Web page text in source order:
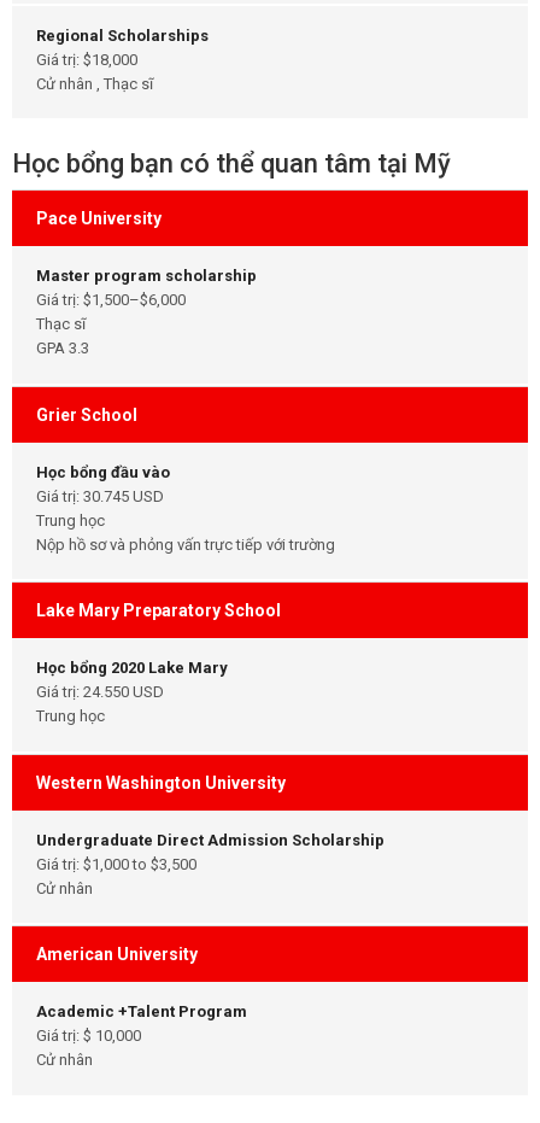
Regional Scholarships
Giá trị: $18,000
Cử nhân , Thạc sĩ
Học bổng bạn có thể quan tâm tại Mỹ
Pace University
Master program scholarship
Giá trị: $1,500–$6,000
Thạc sĩ
GPA 3.3
Grier School
Học bổng đầu vào
Giá trị: 30.745 USD
Trung học
Nộp hồ sơ và phỏng vấn trực tiếp với trường
Lake Mary Preparatory School
Học bổng 2020 Lake Mary
Giá trị: 24.550 USD
Trung học
Western Washington University
Undergraduate Direct Admission Scholarship
Giá trị: $1,000 to $3,500
Cử nhân
American University
Academic +Talent Program
Giá trị: $ 10,000
Cử nhân